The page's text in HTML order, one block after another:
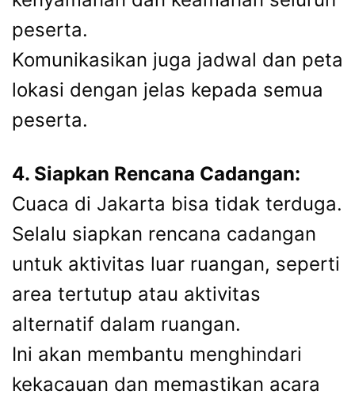
peserta.
Komunikasikan juga jadwal dan peta
lokasi dengan jelas kepada semua
peserta.
4. Siapkan Rencana Cadangan:
Cuaca di Jakarta bisa tidak terduga.
Selalu siapkan rencana cadangan
untuk aktivitas luar ruangan, seperti
area tertutup atau aktivitas
alternatif dalam ruangan.
Ini akan membantu menghindari
kekacauan dan memastikan acara